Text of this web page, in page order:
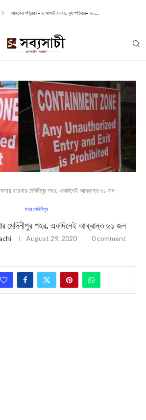
আজকের পত্রিকা – ৬ আগস্ট ২০২৬, বৃহস্পতিবার– ২০...
ছারখার মেদিনীপুর শহর, একদিনেই আক্রান্ত ৬১ জন
শহর মেদিনীপুর
মেদিনীপুর শহর, একদিনেই আক্রান্ত ৬১ জন
August 29, 2020 0 comment